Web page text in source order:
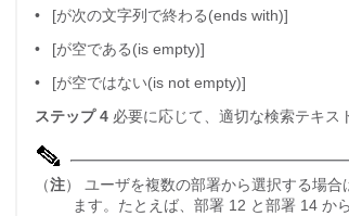
•
[が次の文字列で終わる(ends with)]
•
[が空である(is empty)]
•
[が空ではない(is not empty)]
ステップ 4 必要に応じて、適切な検索テキス
（注） ユーザを複数の部署から選択する場
ます。たとえば、部署 12 と部署 14 か